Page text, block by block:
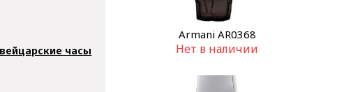
часы
Armani AR0368
Нет в наличии